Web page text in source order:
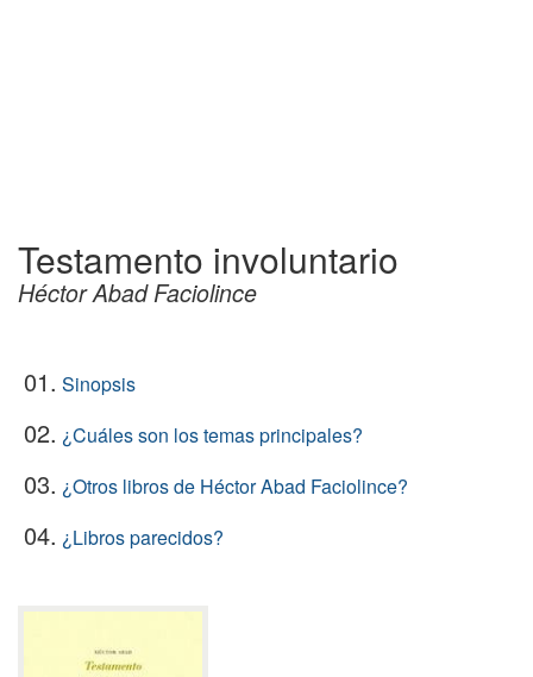
Testamento involuntario
Héctor Abad Faciolince
01. Sinopsis
02. ¿Cuáles son los temas principales?
03. ¿Otros libros de Héctor Abad Faciolince?
04. ¿Libros parecidos?